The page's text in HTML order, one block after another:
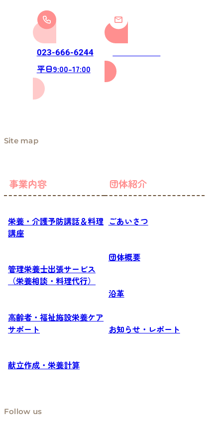
023-666-6244
平日9:00-17:00
Site map
事業内容
栄養・介護予防講話＆料理
講座
管理栄養士出張サービス
（栄養相談・料理代行）
高齢者・福祉施設栄養ケア
サポート
献立作成・栄養計算
団体紹介
ごあいさつ
団体概要
沿革
お知らせ・レポート
Follow us